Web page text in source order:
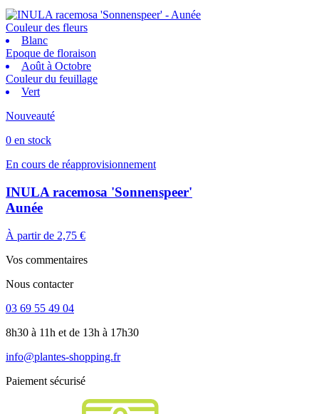
Couleur des fleurs
Blanc
Epoque de floraison
Août à Octobre
Couleur du feuillage
Vert
Nouveauté
0 en stock
En cours de réapprovisionnement
INULA racemosa 'Sonnenspeer'
Aunée
À partir de 2,75 €
Vos commentaires
Nous contacter
03 69 55 49 04
8h30 à 11h et de 13h à 17h30
info@plantes-shopping.fr
Paiement sécurisé